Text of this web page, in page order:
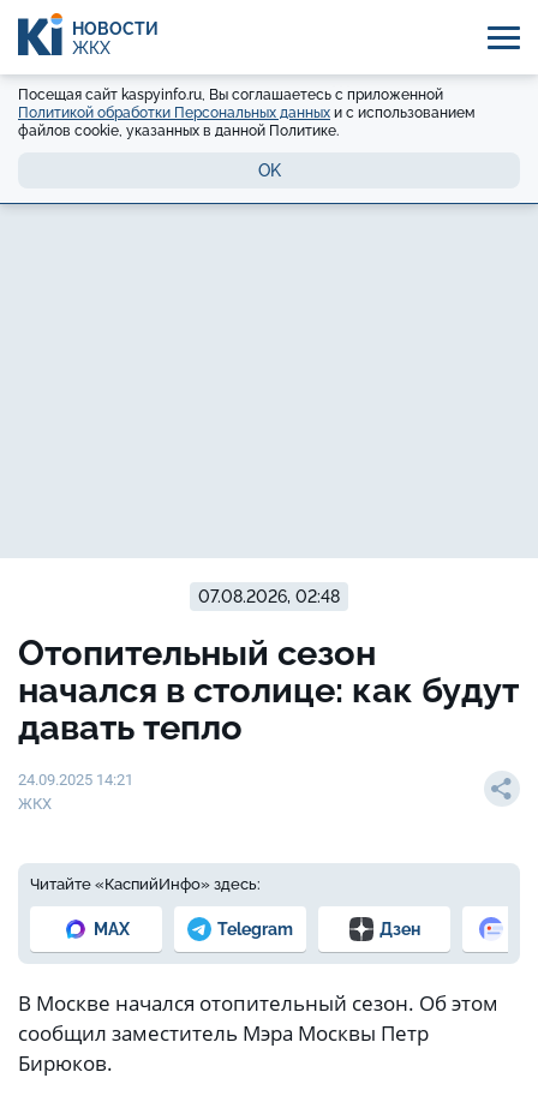
НОВОСТИ
ЖКХ
Посещая сайт kaspyinfo.ru, Вы соглашаетесь с приложенной
Политикой обработки Персональных данных и с использованием
файлов cookie, указанных в данной Политике.
OK
07.08.2026, 02:48
Отопительный сезон
начался в столице: как будут
давать тепло
24.09.2025 14:21
ЖКХ
Читайте «КаспийИнфо» здесь:
MAX Telegram Дзен
В Москве начался отопительный сезон. Об этом
сообщил заместитель Мэра Москвы Петр
Бирюков.